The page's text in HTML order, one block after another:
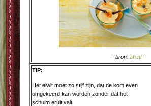
– bron:ah.nl–
TIP:
Het eiwit moet zo stijf zijn, dat de kom even
omgekeerd kan worden zonder dat het
schuim eruit valt.